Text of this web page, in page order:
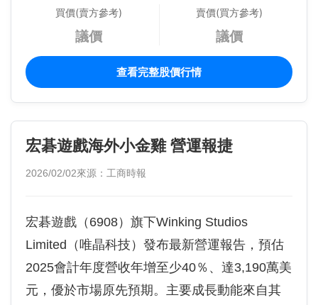
買價(賣方參考)
議價
賣價(買方參考)
議價
查看完整股價行情
宏碁遊戲海外小金雞 營運報捷
2026/02/02來源：工商時報
宏碁遊戲（6908）旗下Winking Studios
Limited（唯晶科技）發布最新營運報告，預估
2025會計年度營收年增至少40％、達3,190萬美
元，優於市場原先預期。主要成長動能來自其